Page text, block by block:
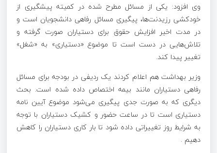
وی افزود: یکی از مسائل مطرح شده در کمیته پیشگیری از
خودکشی رزیدنت‌ها، پیگیری مسائل رفاهی دانشجویان است و
در مدت اخیر افزایش حقوق برای دستیاران صورت گرفته و
تلاش‌هایی در دست است تا موضوع «دستیاری» به «شغل»
تغییر پیدا کند.
وزیر بهداشت هم اعلام کردند یک ردیفی در بودجه برای مسائل
رفاهی دستیاران مانند بیمه اختصاص داده شده است. بحث
دیگری که به صورت جدی پیگیری می‌شود موضوع آیین نامه
دستیاری است تا در ساعت حضور و کشیک دستیاران با توجه
به شرایط روز تغییراتی داده شود تا بار کاری دستیاران را کاهش
دهیم .